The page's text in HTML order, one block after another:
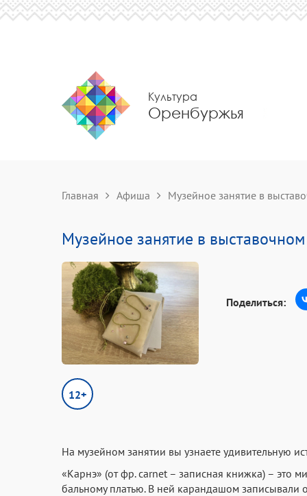
Культура
Оренбуржья
Главная Афиша Музейное занятие в
Музейное занятие в
12+
Поделиться:
На музейном занятии вы узнаете удивительную
«Карнэ» (от фр. carnet – записная книжка) –
бальному платью. В ней карандашом записывали